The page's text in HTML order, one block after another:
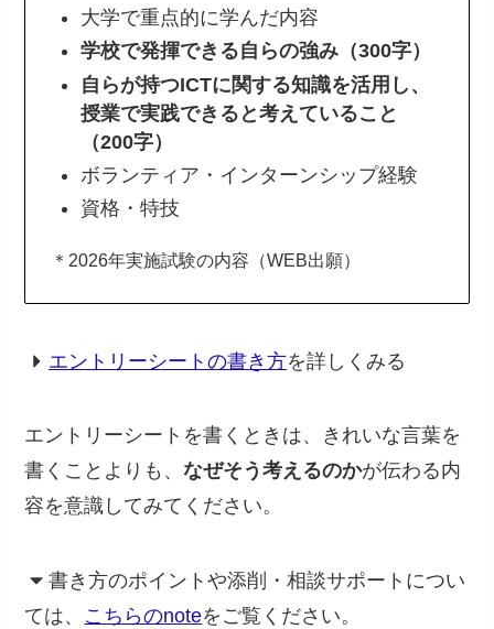
大学で重点的に学んだ内容
学校で発揮できる自らの強み（300字）
自らが持つICTに関する知識を活用し、
授業で実践できると考えていること
（200字）
ボランティア・インターンシップ経験
資格・特技
＊2026年実施試験の内容（WEB出願）
エントリーシートの書き方を詳しくみる
エントリーシートを書くときは、きれいな言葉を
書くことよりも、なぜそう考えるのかが伝わる内
容を意識してみてください。
書き方のポイントや添削・相談サポートについ
ては、 こちらのnoteをご覧ください。